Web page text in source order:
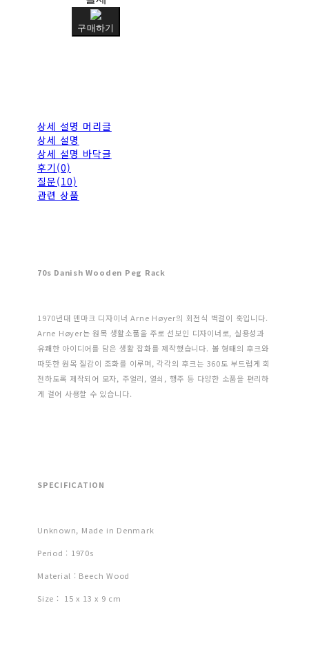
구매하기
상세 설명 머리글
상세 설명
상세 설명 바닥글
후기(0)
질문(10)
관련 상품
70s Danish Wooden Peg Rack
1970년대 덴마크 디자이너 Arne Høyer의 회전식 벽걸이 훅입니다.
Arne Høyer는 원목 생활소품을 주로 선보인 디자이너로, 실용성과
유쾌한 아이디어를 담은 생활 잡화를 제작했습니다. 볼 형태의 후크와
따뜻한 원목 질감이 조화를 이루며, 각각의 후크는 360도 부드럽게 회
전하도록 제작되어 모자, 주얼리, 열쇠, 행주 등 다양한 소품을 편리하
게 걸어 사용할 수 있습니다.
SPECIFICATION
Unknown, Made in Denmark
Period : 1970s
Material : Beech Wood
Size : 15 x 13 x 9 cm